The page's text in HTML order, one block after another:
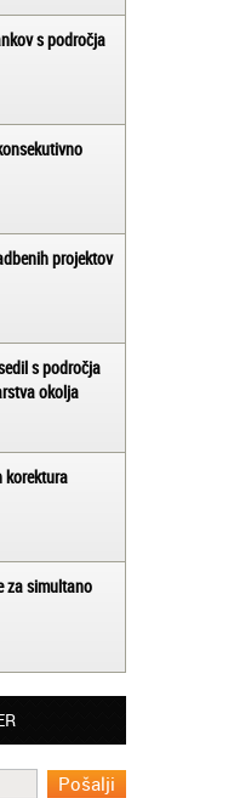
s področja
projektov
s področja
okolja
korektura
za simultano
v Akademiji
in
hitro in